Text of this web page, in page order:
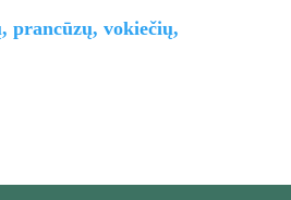
prancūzų, vokiečių,